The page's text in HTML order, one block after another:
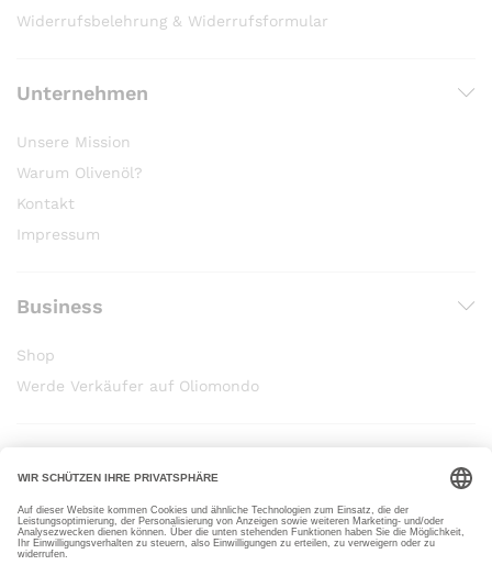
Widerrufsbelehrung & Widerrufsformular
Unternehmen
Unsere Mission
Warum Olivenöl?
Kontakt
Impressum
Business
Shop
Werde Verkäufer auf Oliomondo
Wir verwenden die sichere Zahlung für